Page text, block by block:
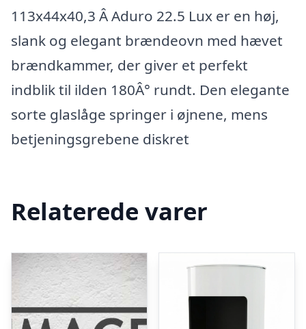
113x44x40,3 Â Aduro 22.5 Lux er en høj,
slank og elegant brændeovn med hævet
brændkammer, der giver et perfekt
indblik til ilden 180Â° rundt. Den elegante
sorte glaslåge springer i øjnene, mens
betjeningsgrebene diskret
Relaterede varer